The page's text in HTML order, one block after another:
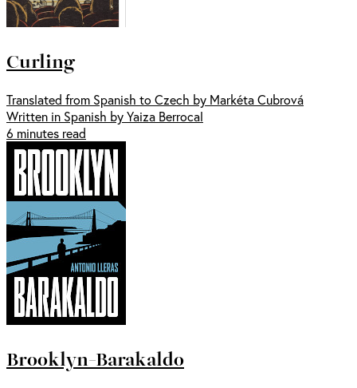
Curling
Translated from Spanish to Czech by Markéta Cubrová
Written in Spanish by Yaiza Berrocal
6 minutes read
Brooklyn-Barakaldo